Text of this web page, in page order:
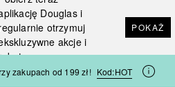
Douglas i
otrzymuj
akcje i
POKAŻ
zakupach od 199 zł! Kod:HOT